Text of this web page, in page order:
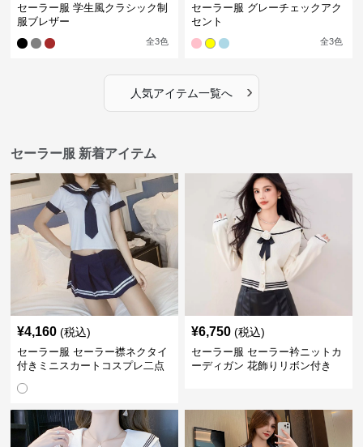
セーラー服 学生風クラシック制
服ブレザー
全3色
セーラー服 グレーチェックアク
セント
全3色
人気アイテム一覧へ ›
セーラー服 新着アイテム
¥4,160 (税込)
セーラー服 セーラー襟ネクタイ
付きミニスカートコスプレ二点
¥6,750 (税込)
セーラー服 セーラー衿ニットカ
ーディガン 花飾りリボン付き